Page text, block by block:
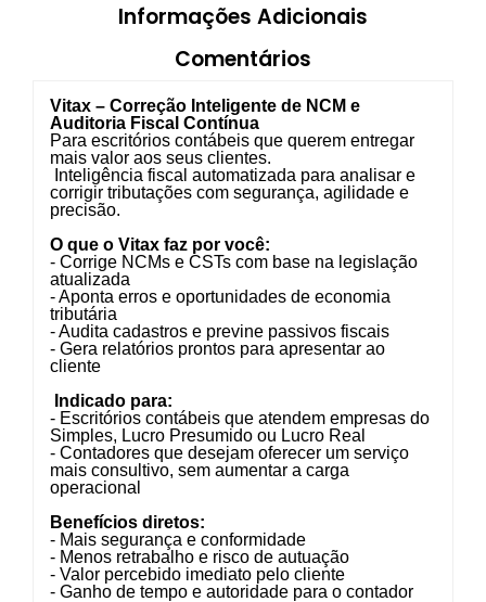
Informações Adicionais
Comentários
Vitax – Correção Inteligente de NCM e
Auditoria Fiscal Contínua
Para escritórios contábeis que querem entregar
mais valor aos seus clientes.
Inteligência fiscal automatizada para analisar e
corrigir tributações com segurança, agilidade e
precisão.
O que o Vitax faz por você:
- Corrige NCMs e CSTs com base na legislação
atualizada
- Aponta erros e oportunidades de economia
tributária
- Audita cadastros e previne passivos fiscais
- Gera relatórios prontos para apresentar ao
cliente
Indicado para:
- Escritórios contábeis que atendem empresas do
Simples, Lucro Presumido ou Lucro Real
- Contadores que desejam oferecer um serviço
mais consultivo, sem aumentar a carga
operacional
Benefícios diretos:
- Mais segurança e conformidade
- Menos retrabalho e risco de autuação
- Valor percebido imediato pelo cliente
- Ganho de tempo e autoridade para o contador